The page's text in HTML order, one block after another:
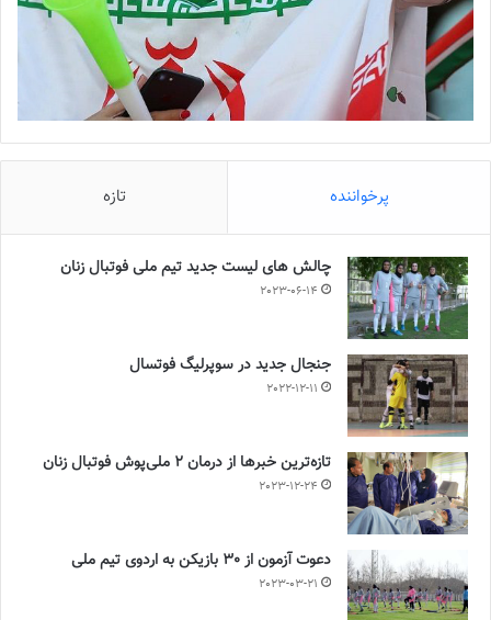
پرخواننده تازه
چالش هاى ليست جدید تيم ملى فوتبال زنان
2023-06-14
جنجال جدید در سوپرلیگ فوتسال
2022-12-11
تازه‌ترین خبرها از درمان ۲ ملی‌پوش فوتبال زنان
2023-12-24
دعوت آزمون از 30 بازیکن به اردوی تیم ملی
2023-03-21